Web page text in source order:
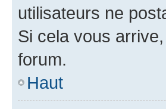
utilisateurs ne
Si cela vous
forum.
Haut